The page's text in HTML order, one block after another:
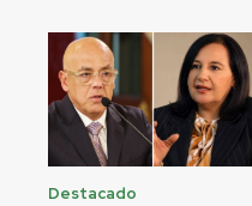
Destacado